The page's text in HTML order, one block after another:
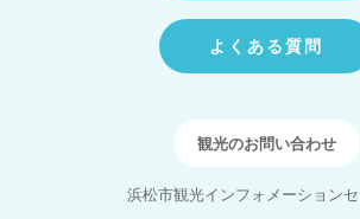
よくある質問
観光のお問い合わせ
浜松市観光インフォメーション